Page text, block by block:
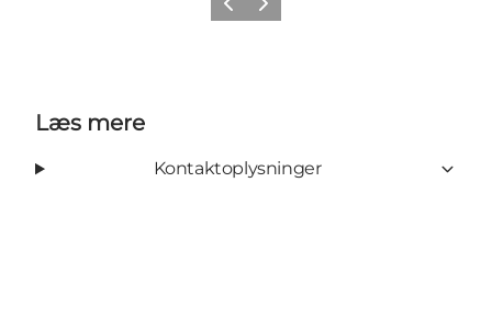
ForrigeNæste
Læs mere
Kontaktoplysninger